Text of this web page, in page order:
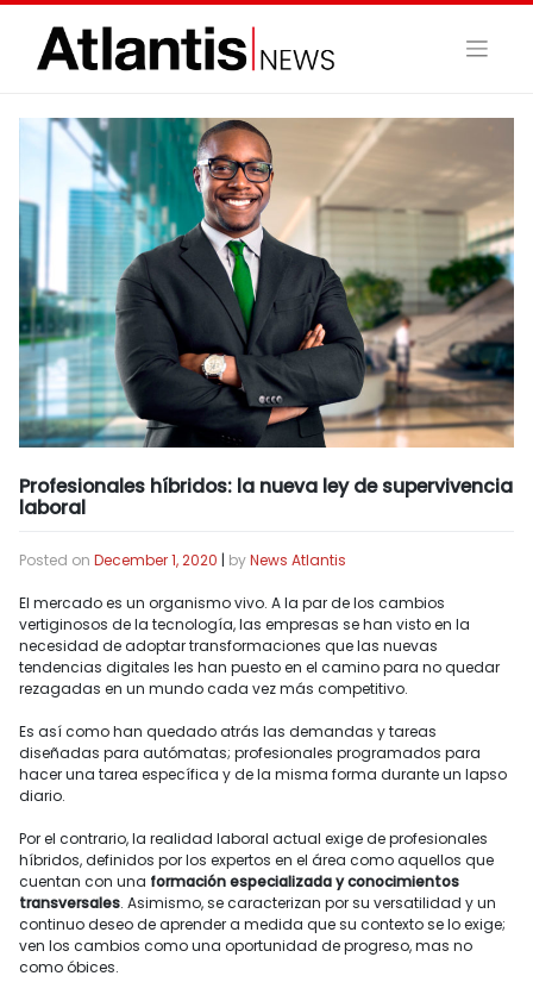
Skip
content
Profesionales híbridos: la nueva ley de supervivencia
laboral
Posted on December 1, 2020 | byNews Atlantis
El mercado es un organismo vivo. A la par de los cambios
vertiginosos de la tecnología, las empresas se han visto en la
necesidad de adoptar transformaciones que las nuevas
tendencias digitales les han puesto en el camino para no quedar
rezagadas en un mundo cada vez más competitivo.
Es así como han quedado atrás las demandas y tareas
diseñadas para autómatas; profesionales programados para
hacer una tarea específica y de la misma forma durante un lapso
diario.
Por el contrario, la realidad laboral actual exige de profesionales
híbridos, definidos por los expertos en el área como aquellos que
cuentan con una formación especializada y conocimientos
transversales. Asimismo, se caracterizan por su versatilidad y un
continuo deseo de aprender a medida que su contexto se lo exige;
ven los cambios como una oportunidad de progreso, mas no
como óbices.